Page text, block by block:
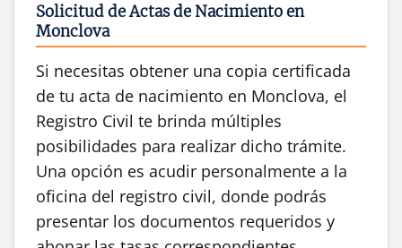
Solicitud de Actas de Nacimiento en
Monclova
Si necesitas obtener una copia certificada
de tu acta de nacimiento en Monclova, el
Registro Civil te brinda múltiples
posibilidades para realizar dicho trámite.
Una opción es acudir personalmente a la
oficina del registro civil, donde podrás
presentar los documentos requeridos y